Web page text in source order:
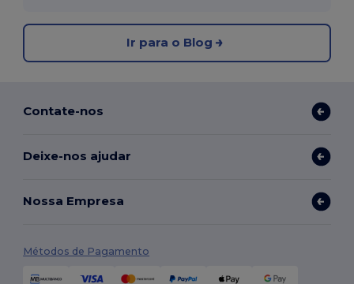
Ir para o Blog
Contate-nos
Deixe-nos ajudar
Nossa Empresa
Métodos de Pagamento